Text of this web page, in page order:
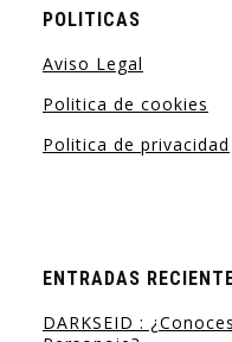
POLITICAS
Aviso Legal
Politica de cookies
Politica de privacidad
ENTRADAS
DARKSEID :